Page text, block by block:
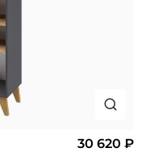
30 620 ₽